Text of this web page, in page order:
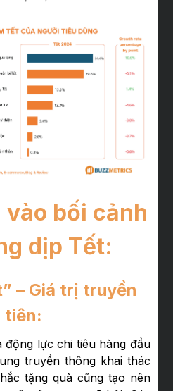
vào bối cảnh
dịp Tết:
– Giá trị truyền
tiên:
động lực chi tiêu hàng đầu
truyền thông khai thác
tặng quà cũng tạo nên